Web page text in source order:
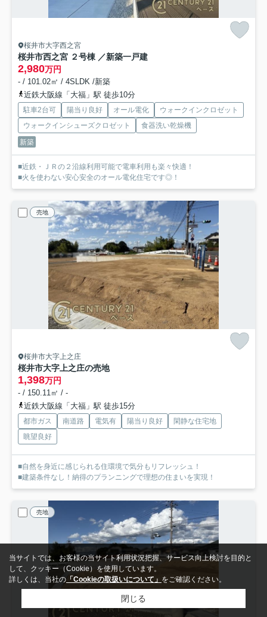
桜井市大字西之宮
桜井市西之宮 ２号棟 ／新築一戸建
2,980万円
- / 101.02㎡ / 4SLDK /新築
近鉄大阪線「大福」駅 徒歩10分
駐車2台可 陽当り良好 オール電化
ウォークインクロゼット
ウォークインシューズクロゼット
食器洗い乾燥機
新築
■近鉄・ＪＲの２沿線利用可能で電車利用も楽々快適！
■火を使わない安心安全のオール電化住宅です◎！
売地
桜井市大字上之庄
桜井市大字上之庄の売地
1,398万円
- / 150.11㎡ / -
近鉄大阪線「大福」駅 徒歩15分
都市ガス 南道路 電気有 陽当り良好
閑静な住宅地
眺望良好
■自然を身近に感じられる住環境で気分もリフレッシュ！
■建築条件なし！納得のプランニングで理想の住まいを実現！
売地
当サイトでは、お客様の当サイト利用状況把握、サービス向上検討を目的と
して、クッキー（Cookie）を使用しています。
詳しくは、当社の 「Cookieの取扱いについて」 をご確認ください。
閉じる